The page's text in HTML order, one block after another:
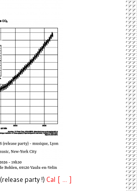
(release party !) Cal [ ... ]